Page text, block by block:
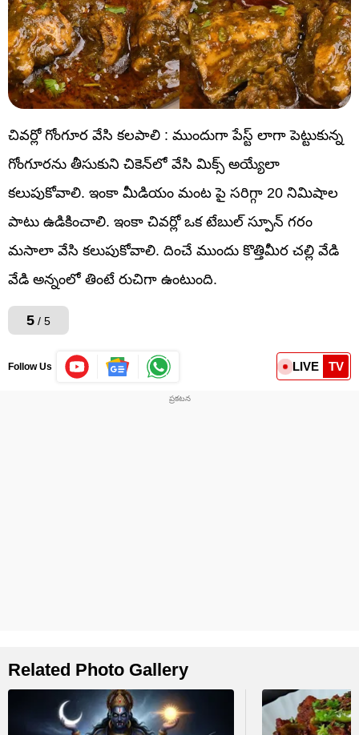
చివర్లో గోంగూర వేసి కలపాలి : ముందుగా పేస్ట్ లాగా పెట్టుకున్న
గోంగూరను తీసుకుని చికెన్‌లో వేసి మిక్స్ అయ్యేలా
కలుపుకోవాలి. ఇంకా మీడియం మంట పై సరిగ్గా 20 నిమిషాల
పాటు ఉడికించాలి. ఇంకా చివర్లో ఒక టేబుల్ స్పూన్ గరం
మసాలా వేసి కలుపుకోవాలి. దించే ముందు కొత్తిమీర చల్లి వేడి
వేడి అన్నంలో తింటే రుచిగా ఉంటుంది.
5 / 5
Follow Us LIVE TV
Related Photo Gallery